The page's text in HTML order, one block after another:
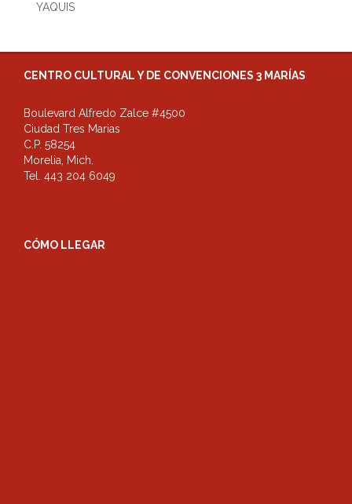
YAQUIS
CENTRO CULTURAL Y DE CONVENCIONES 3 MARÍAS
Boulevard Alfredo Zalce #4500
Ciudad Tres Marias
C.P. 58254
Morelia, Mich.
Tel. 443 204 6049
CÓMO LLEGAR